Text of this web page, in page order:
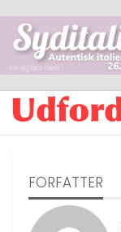
FORFATTER